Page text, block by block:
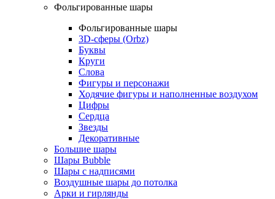
Фольгированные шары
Фольгированные шары
3D-сферы (Orbz)
Буквы
Круги
Слова
Фигуры и персонажи
Ходячие фигуры и наполненные воздухом
Цифры
Сердца
Звезды
Декоративные
Большие шары
Шары Bubble
Шары с надписями
Воздушные шары до потолка
Арки и гирлянды